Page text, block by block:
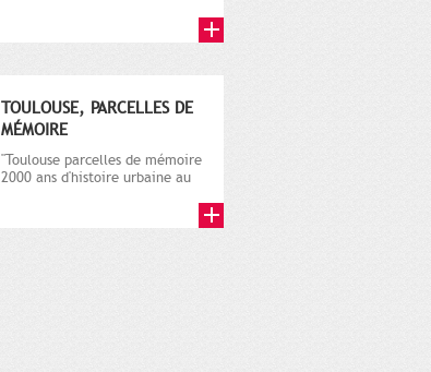
TOULOUSE, PARCELLES DE
MÉMOIRE
"Toulouse parcelles de mémoire
2000 ans d'histoire urbaine au